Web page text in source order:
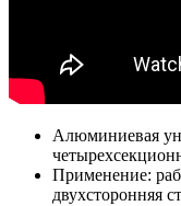
Алюминиевая
Применение:
двухсторонняя